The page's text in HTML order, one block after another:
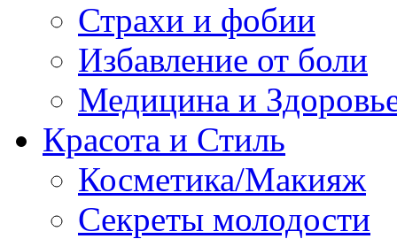
Страхи и фобии
Избавление от боли
Медицина и
Красота и Стиль
Косметика/Макияж
Секреты молодости